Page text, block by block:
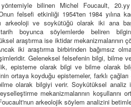
bilinen Michel Foucault,
felsefi etkinliği 1954'ten 1984 yılına
arkeoloji ve soykütüğü olarak iki ana
boyunca söylemlerde beliren
araştırma ise iktidar mekanizmalarının
iki araştırma birbirinden bağımsız
Geleneksel felsefenin bilgi, bilme
episteme olarak bilgi ve bilme olarak
ortaya koyduğu epistemeler, farklı
olarak bilgiyi verir. Soykütüksel analiz
mekanizmalarının koşullarını
arkeolojik söylem analizini